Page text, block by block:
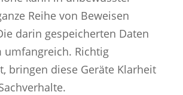
Reihe von Beweisen
darin gespeicherten Daten
umfangreich. Richtig
bringen diese Geräte Klarheit